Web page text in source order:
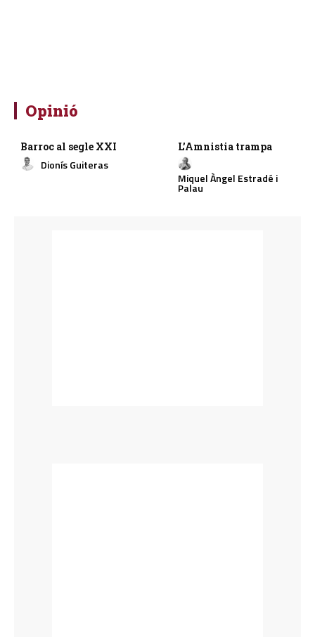
Opinió
Barroc al segle XXI
Dionís Guiteras
L’Amnistia trampa
Miquel Àngel Estradé i
Palau